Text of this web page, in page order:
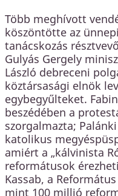
Több meghívott
köszöntötte az ünnepi
tanácskozás
Gulyás Gergely
László debreceni
köztársasági elnök
egybegyűlteket.
beszédében a
szorgalmazta;
katolikus
amiért a „kálvinista
reformátusok
Kassab, a
mint 100 millió